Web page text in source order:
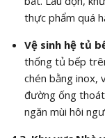
thực phẩm quá
Vệ sinh hệ tủ
thống tủ bếp
chén bằng inox,
đường ống
ngăn mùi hôi